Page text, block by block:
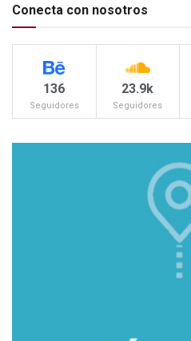
Conecta con nosotros
136
Seguidores
23.9k
Seguidores